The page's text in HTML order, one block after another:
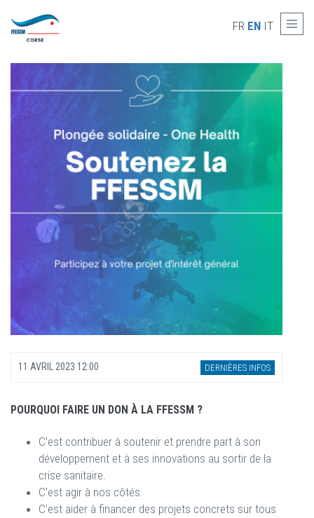
FR EN IT
SOLIDAIRE AVEC LA FFESSM
11 AVRIL 2023 12:00 DERNIÈRES INFOS
POURQUOI FAIRE UN DON À LA FFESSM ?
C'est contribuer à soutenir et prendre part à son
développement et à ses innovations au sortir de la
crise sanitaire.
C'est agir à nos côtés.
C'est aider à financer des projets concrets sur tous